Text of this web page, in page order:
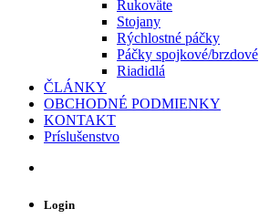
Rukoväte
Stojany
Rýchlostné páčky
Páčky spojkové/brzdové
Riadidlá
ČLÁNKY
OBCHODNÉ PODMIENKY
KONTAKT
Príslušenstvo
Login